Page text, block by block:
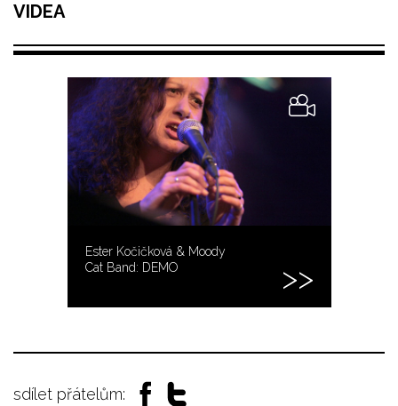
VIDEA
Ester Kočičková & Moody
Cat Band: DEMO
sdílet přátelům: